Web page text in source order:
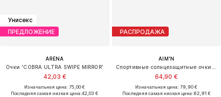
Унисекс
ПРЕДЛОЖЕНИЕ
ARENA
Очки 'COBRA ULTRA SWIPE MIRROR'
42,03 €
Изначальная цена: 75,00 €
Последняя самая низкая цена:42,03 €
РАСПРОДАЖА
AIM'N
64,90 €
Изначальная цена: 79,90 €
Последняя самая низкая цена:62,91 €